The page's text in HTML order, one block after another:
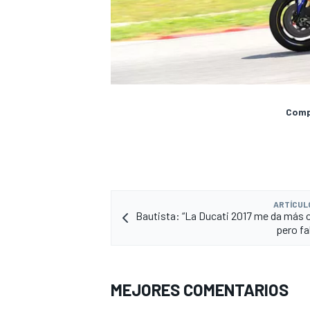
Bautista: “La Ducati 2017 me da más
pero
MEJORES COMENTARIOS